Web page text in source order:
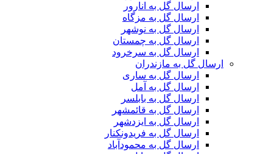
ارسال گل به انارور
ارسال گل به مزگاه
ارسال گل به نوشهر
ارسال گل به چمستان
ارسال گل به سرخرود
ارسال گل به مازندران
ارسال گل به ساری
ارسال گل به آمل
ارسال گل به بابلسر
ارسال گل به قائمشهر
ارسال گل به ایزدشهر
ارسال گل به فریدونکنار
ارسال گل به محمودآباد